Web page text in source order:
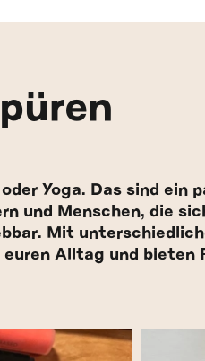
Yoga. Das sind ein
und Menschen, die
Mit
euren Alltag und